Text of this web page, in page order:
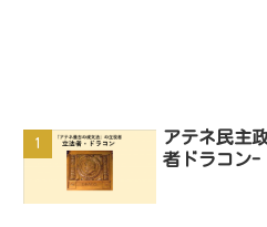
アテネ民主
者ドラコン-